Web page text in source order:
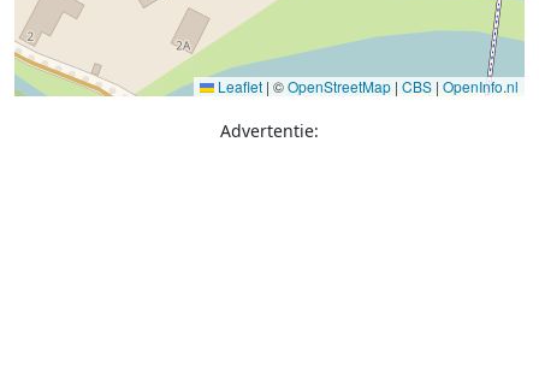
Leaflet | ©OpenStreetMap | CBS | OpenInfo.nl
Advertentie: